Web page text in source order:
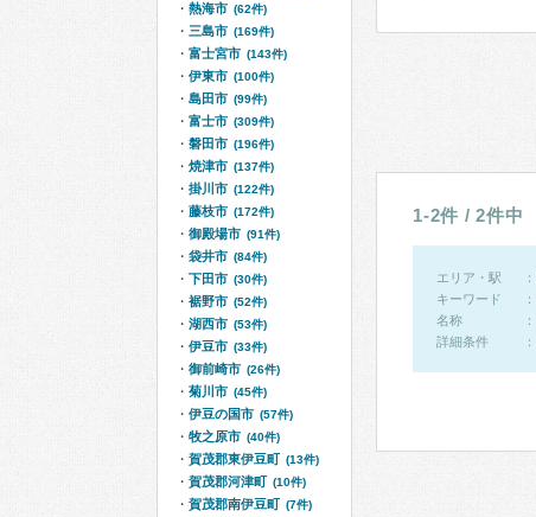
1-2件 / 2件中
エリア・駅
キーワード
名称
詳細条件
熱海市 (62件)
三島市 (169件)
富士宮市 (143件)
伊東市 (100件)
島田市 (99件)
富士市 (309件)
磐田市 (196件)
焼津市 (137件)
掛川市 (122件)
藤枝市 (172件)
御殿場市 (91件)
袋井市 (84件)
下田市 (30件)
裾野市 (52件)
湖西市 (53件)
伊豆市 (33件)
御前崎市 (26件)
菊川市 (45件)
伊豆の国市 (57件)
牧之原市 (40件)
賀茂郡東伊豆町 (13件)
賀茂郡河津町 (10件)
賀茂郡南伊豆町 (7件)